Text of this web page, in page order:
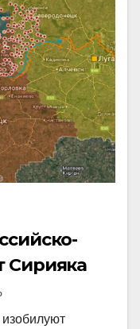
Сирияка
изобилуют